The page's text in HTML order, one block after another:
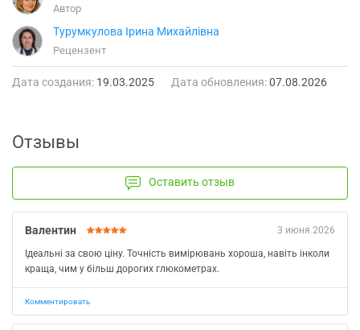
Автор
Турумкулова Ірина Михайлівна
Рецензент
Дата создания: 19.03.2025 Дата обновления:07.08.2026
Отзывы
Оставить отзыв
3 июня 2026
Валентин
Ідеальні за свою ціну. Точність вимірювань хороша, навіть інколи
краща, чим у більш дорогих глюкометрах.
Комментировать